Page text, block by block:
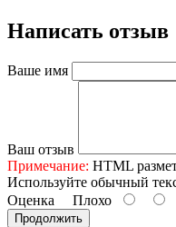
Написать отзыв
Ваше имя
Ваш отзыв
Примечание: HTML
Используйте обычный
Оценка Плохо
Продолжить